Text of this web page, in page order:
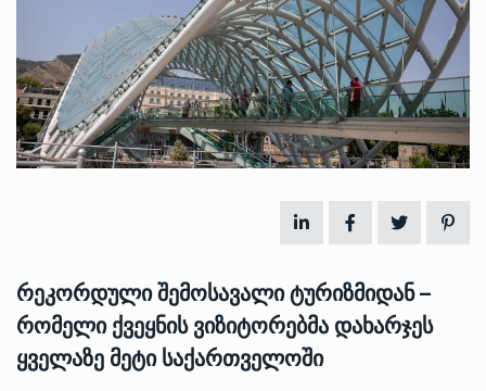
რეკორდული შემოსავალი ტურიზმიდან –
რომელი ქვეყნის ვიზიტორებმა დახარჯეს
ყველაზე მეტი საქართველოში